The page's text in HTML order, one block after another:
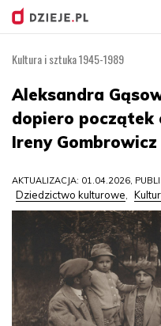
Kultura i sztuka 1945-1989
Aleksandra
dopiero
Ireny Gombrowicz
AKTUALIZACJA: 01.04.2026,
Dziedzictwo kulturowe,